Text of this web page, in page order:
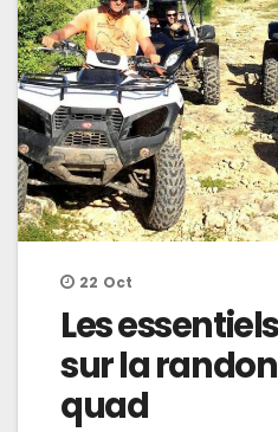
22 Oct
Les
sur la
quad